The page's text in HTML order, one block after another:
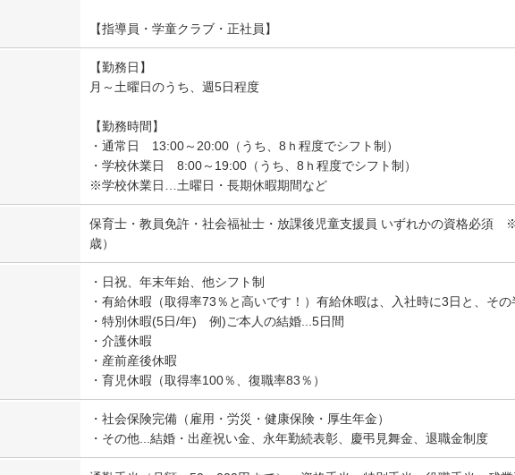
【指導員・学童クラブ・正社員】
【勤務日】
月～土曜日のうち、週5日程度
【勤務時間】
・通常日 13:00～20:00（うち、8ｈ程度でシフト制）
・学校休業日 8:00～19:00（うち、8ｈ程度でシフト制）
※学校休業日…土曜日・長期休暇期間など
保育士・教員免許・社会福祉士・放課後児童支援員 いずれかの資格必須
歳）
・日祝、年末年始、他シフト制
・有給休暇（取得率73％と高いです！）有給休暇は、入社時に3日と、そ
・特別休暇(5日/年) 例)ご本人の結婚...5日間
・介護休暇
・産前産後休暇
・育児休暇（取得率100％、復職率83％）
・社会保険完備（雇用・労災・健康保険・厚生年金）
・その他...結婚・出産祝い金、永年勤続表彰、慶弔見舞金、退職金制度